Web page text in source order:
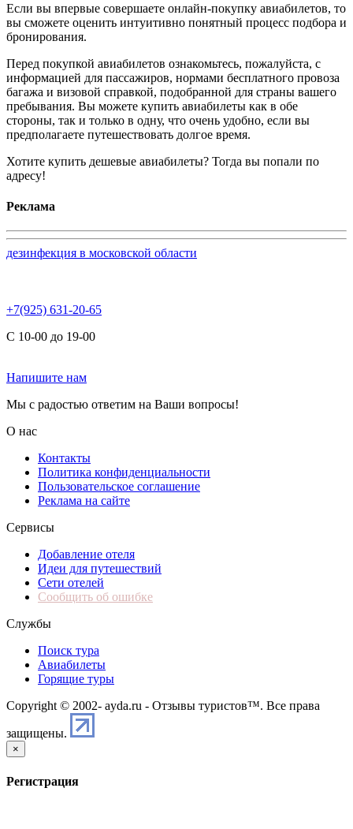
Если вы впервые совершаете онлайн-покупку авиабилетов, то
вы сможете оценить интуитивно понятный процесс подбора и
бронирования.
Перед покупкой авиабилетов ознакомьтесь, пожалуйста, с
информацией для пассажиров, нормами бесплатного провоза
багажа и визовой справкой, подобранной для страны вашего
пребывания. Вы можете купить авиабилеты как в обе
стороны, так и только в одну, что очень удобно, если вы
предполагаете путешествовать долгое время.
Хотите купить дешевые авиабилеты? Тогда вы попали по
адресу!
Реклама
дезинфекция в московской области
+7(925) 631-20-65
С 10-00 до 19-00
Напишите нам
Мы с радостью ответим на Ваши вопросы!
О нас
Контакты
Политика конфиденциальности
Пользовательское соглашение
Реклама на сайте
Сервисы
Добавление отеля
Идеи для путешествий
Сети отелей
Сообщить об ошибке
Службы
Поиск тура
Авиабилеты
Горящие туры
Copyright © 2002- ayda.ru - Отзывы туристов™. Все права
защищены.
×
Регистрация